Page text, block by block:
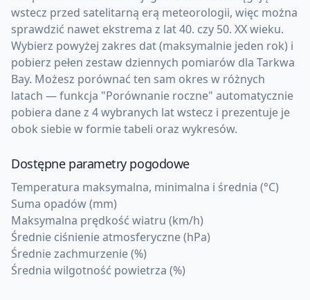
wstecz przed satelitarną erą meteorologii, więc można
sprawdzić nawet ekstrema z lat 40. czy 50. XX wieku.
Wybierz powyżej zakres dat (maksymalnie jeden rok) i
pobierz pełen zestaw dziennych pomiarów dla Tarkwa
Bay. Możesz porównać ten sam okres w różnych
latach — funkcja "Porównanie roczne" automatycznie
pobiera dane z 4 wybranych lat wstecz i prezentuje je
obok siebie w formie tabeli oraz wykresów.
Dostępne parametry pogodowe
Temperatura maksymalna, minimalna i średnia (°C)
Suma opadów (mm)
Maksymalna prędkość wiatru (km/h)
Średnie ciśnienie atmosferyczne (hPa)
Średnie zachmurzenie (%)
Średnia wilgotność powietrza (%)